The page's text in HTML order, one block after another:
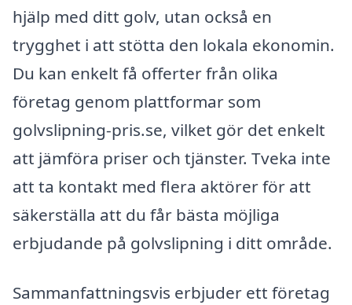
hjälp med ditt golv, utan också en
trygghet i att stötta den lokala ekonomin.
Du kan enkelt få offerter från olika
företag genom plattformar som
golvslipning-pris.se, vilket gör det enkelt
att jämföra priser och tjänster. Tveka inte
att ta kontakt med flera aktörer för att
säkerställa att du får bästa möjliga
erbjudande på golvslipning i ditt område.
Sammanfattningsvis erbjuder ett företag